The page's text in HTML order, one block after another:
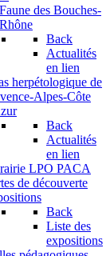
des Bouches-
Back
Actualités
en lien
herpétologique de
Alpes-Côte
Back
Actualités
en lien
LPO PACA
de découverte
Back
Liste des
expositions